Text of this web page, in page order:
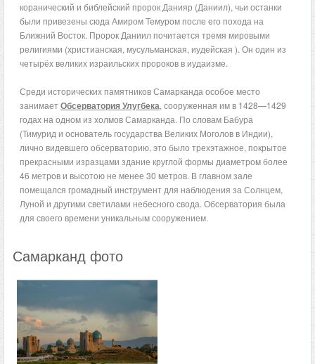
коранический и библейский пророк Данияр (Даниил), чьи останки
были привезены сюда Амиром Темуром после его похода на
Ближний Восток. Пророк Даниил почитается тремя мировыми
религиями (христианская, мусульманская, иудейская ). Он один из
четырёх великих израильских пророков в иудаизме.
Среди исторических памятников Самарканда особое место
занимаетОбсерватория Улугбека, сооруженная им в 1428—1429
годах на одном из холмов Самарканда. По словам Бабура
(Тимурид и основатель государства Великих Моголов в Индии),
лично видевшего обсерваторию, это было трехэтажное, покрытое
прекрасными изразцами здание круглой формы диаметром более
46 метров и высотою не менее 30 метров. В главном зале
помещался громадный инструмент для наблюдения за Солнцем,
Луной и другими светилами небесного свода. Обсерватория была
для своего времени уникальным сооружением.
Самарканд фото